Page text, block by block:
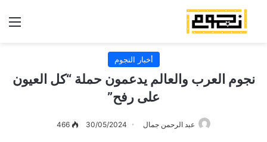
أخبار النجوم
نجوم العرب والعالم يدعمون حملة “كل العيون
على رفح”
عبد الرحمن جمال 30/05/2024
466